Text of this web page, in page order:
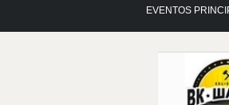
EVENTOS